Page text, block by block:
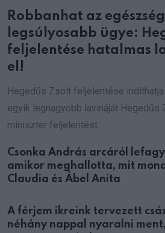
Robbanhat az
legsúlyosabb ügye:
feljelentése hatalmas
el!
Hegedűs Zsolt feljelentése
egyik legnagyobb lavináját
miniszter feljelentést
Csonka András arcáról
amikor meghallotta, mit
Claudia és Ábel Anita
A férjem ikreink tervezett
néhány nappal nyaralni